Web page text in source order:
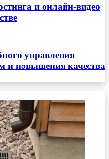
и онлайн-видео
управления
и повышения качества